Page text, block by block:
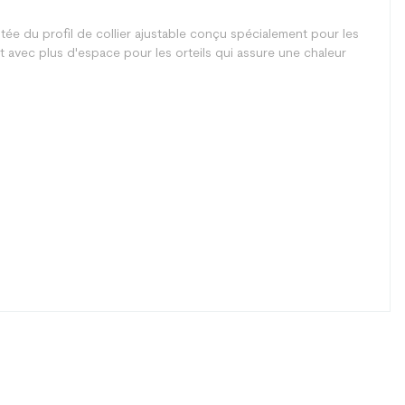
du profil de collier ajustable conçu spécialement pour les
plus d'espace pour les orteils qui assure une chaleur